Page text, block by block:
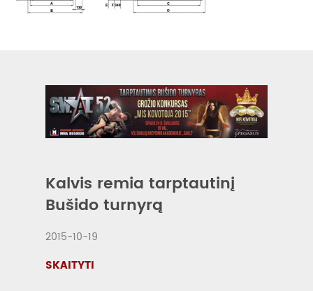
Kalvis remia tarptautinį
Bušido turnyrą
2015-10-19
SKAITYTI